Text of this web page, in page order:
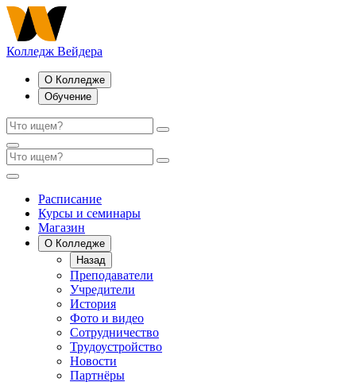
Колледж Вейдера
О Колледже
Обучение
Расписание
Курсы и семинары
Магазин
О Колледже
Назад
Преподаватели
Учредители
История
Фото и видео
Сотрудничество
Трудоустройство
Новости
Партнёры